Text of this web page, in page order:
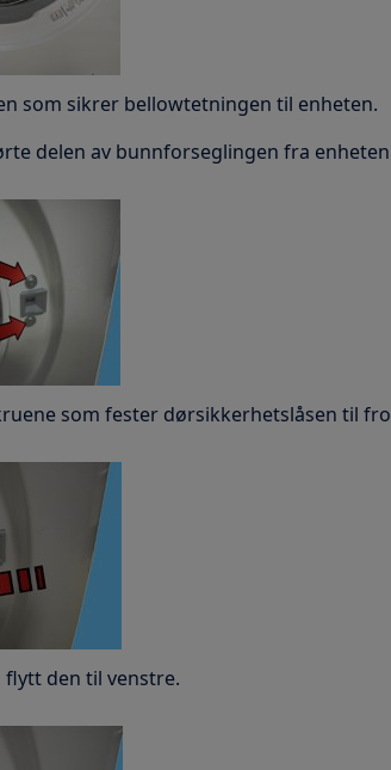
som sikrer bellowtetningen til enheten.
delen av bunnforseglingen fra
som fester dørsikkerhetslåsen til
flytt den til venstre.